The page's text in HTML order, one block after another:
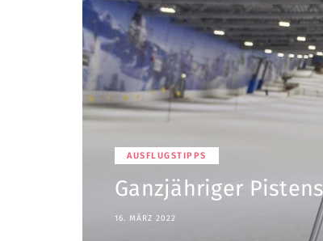
AUSFLUGSTIPPS
Ganzjähriger
16. MÄRZ 2022